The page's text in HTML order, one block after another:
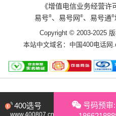
《增值电信业务经营许
易号®、易号网 ®、易号通®
Copyright © 2003-2025
本站中文域名： 中国400电话网
400选号
www.400807.cn
号码预审: